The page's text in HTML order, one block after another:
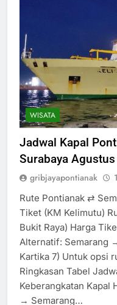
WISATA
Jadwal Kapal
Surabaya
gribjayapontianak
Rute Pontianak ⇄
Tiket (KM Kelimutu)
Bukit Raya) Harga
Alternatif: Semarang
Kartika 7) Untuk opsi
Ringkasan Tabel
Keberangkatan Kapal
→ Semarang…